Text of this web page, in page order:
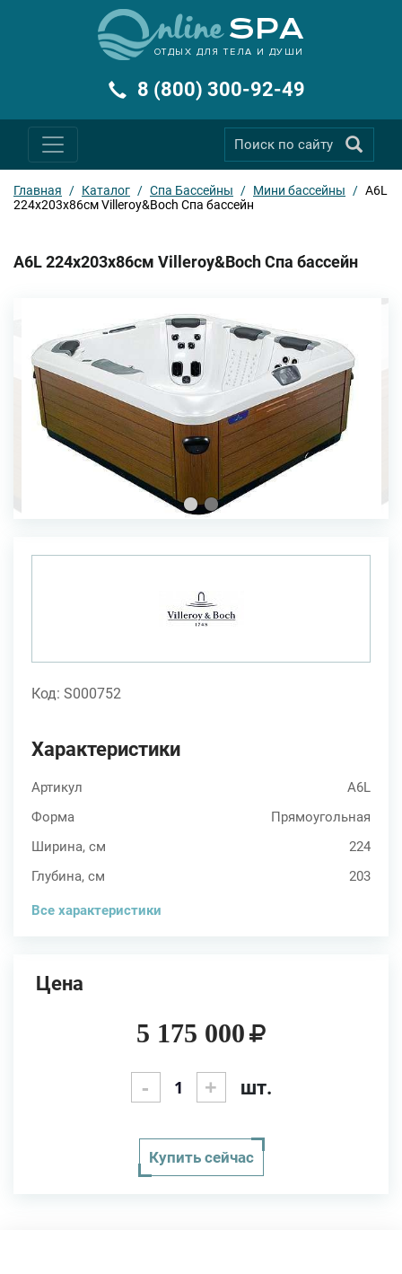
ОТДЫХ ДЛЯ ТЕЛА И ДУШИ
8 (800) 300-92-49
Главная / Каталог / Спа Бассейны / Мини бассейны / A6L
224x203x86см Villeroy&Boch Спа бассейн
A6L 224x203x86см Villeroy&Boch Спа бассейн
Код: S000752
Характеристики
Артикул
A6L
Форма
Прямоугольная
Ширина, см
224
Глубина, см
203
Все характеристики
Цена
5 175 000
-
+ шт.
Купить сейчас